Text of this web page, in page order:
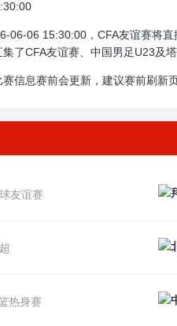
06-06 15:30:00，CFA友谊赛将
了CFA友谊赛、中国男足U23及
赛信息赛前会更新，建议赛前刷
友谊赛
热身赛